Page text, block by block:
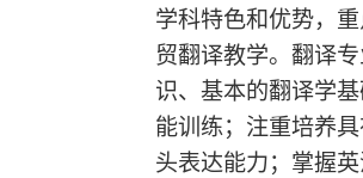
学科特色和优势，
贸翻译教学。翻译
识、基本的翻译学
能训练；注重培养
头表达能力；掌握